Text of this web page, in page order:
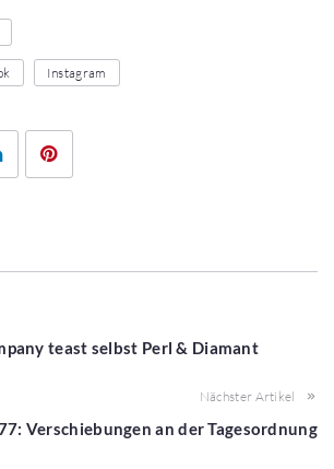
Instagram
LinkedIn
teast selbst Perl & Diamant
Nächster Artikel
Verschiebungen an der Tagesordnung